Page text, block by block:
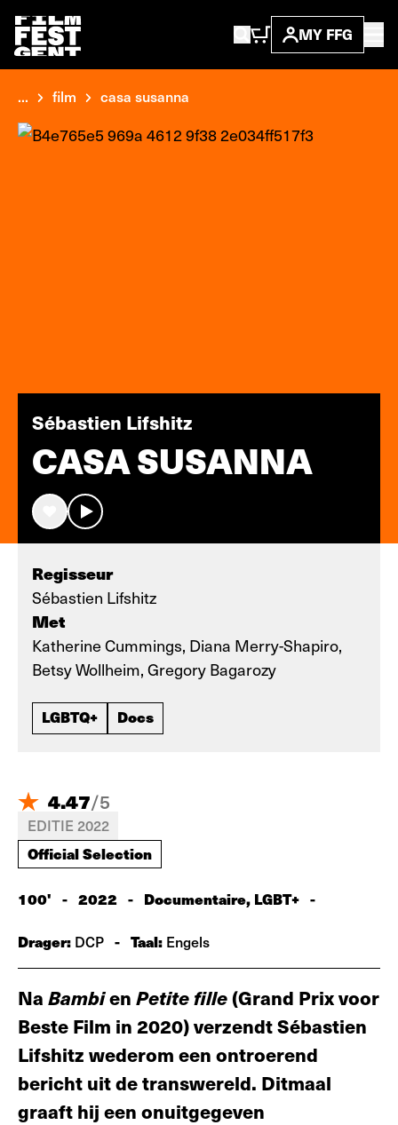
MY FFG
... film casa susanna
Sébastien Lifshitz
CASA SUSANNA
Regisseur
Sébastien Lifshitz
Met
Katherine Cummings, Diana Merry-Shapiro,
Betsy Wollheim, Gregory Bagarozy
LGBTQ+ Docs
4.47/5
EDITIE 2022
Official Selection
100' - 2022 - Documentaire, LGBT+ -
Drager: DCP - Taal: Engels
Na Bambien Petite fille(Grand Prix voor
Beste Film in 2020) verzendt Sébastien
Lifshitz wederom een ontroerend
bericht uit de transwereld. Ditmaal
graaft hij een onuitgegeven